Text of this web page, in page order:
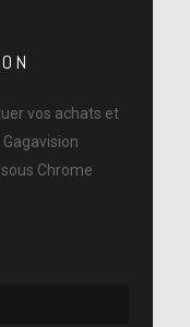
vos achats et
Chrome